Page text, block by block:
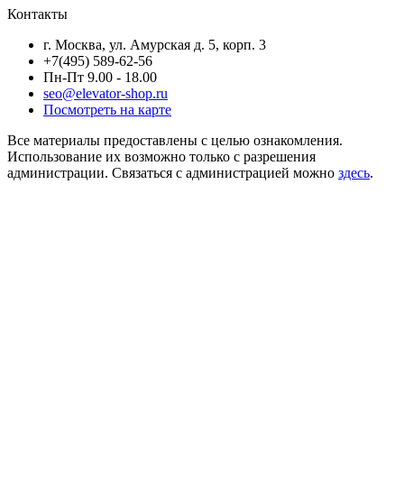
Контакты
г. Москва, ул. Амурская д. 5, корп. 3
+7(495) 589-62-56
Пн-Пт 9.00 - 18.00
seo@elevator-shop.ru
Посмотреть на карте
Все материалы предоставлены с целью ознакомления.
Использование их возможно только с разрешения
администрации. Связаться с администрацией можно здесь.